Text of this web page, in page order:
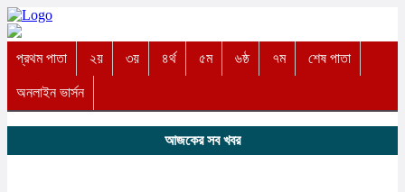
প্রথম পাতা ২য় ৩য় ৪র্থ ৫ম ৬ষ্ঠ ৭ম শেষ পাতা
অনলাইন ভার্সন
আজকের সব খবর